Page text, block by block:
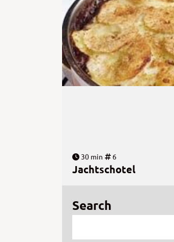
30 min 6
Jachtschotel
Search